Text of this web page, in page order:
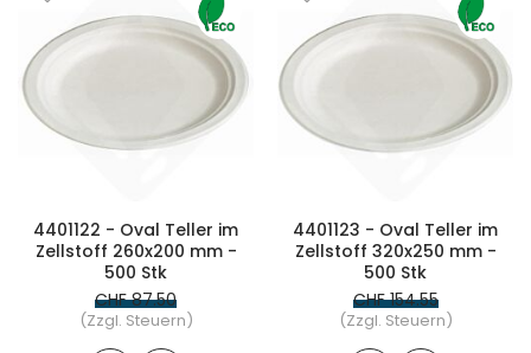
4401122 - Oval Teller im
Zellstoff 260x200 mm -
500 Stk
CHF 87.50
(Zzgl. Steuern)
4401123 - Oval Teller im
Zellstoff 320x250 mm -
500 Stk
CHF 154.55
(Zzgl. Steuern)